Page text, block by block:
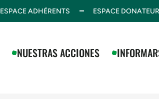
ESPACE ADHÉRENTS ESPACE
NUESTRAS ACCIONES